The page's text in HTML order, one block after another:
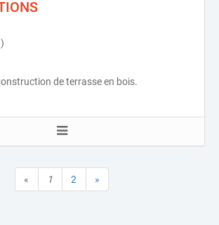
de terrasse en bois.
« 1 2 »